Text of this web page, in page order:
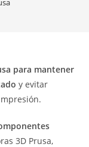
para mantener
y evitar
3D Prusa,